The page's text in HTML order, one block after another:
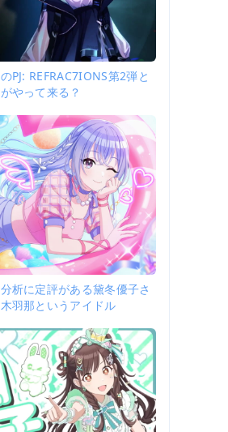
PJ: REFRAC7IONS第2弾と
やって来る？
析に定評がある黛冬優子さ
羽那というアイドル